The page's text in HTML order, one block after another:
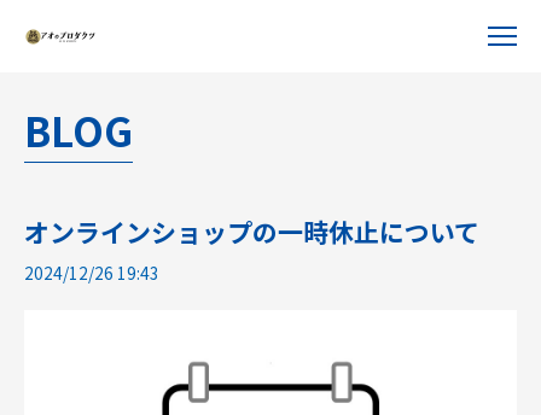
BLOG
オンラインショップの一時休止について
2024/12/26 19:43